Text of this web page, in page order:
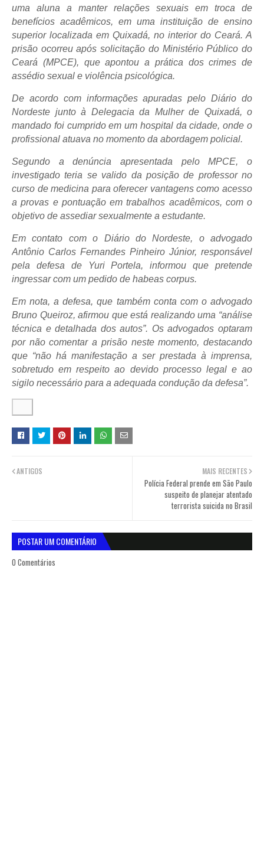
uma aluna a manter relações sexuais em troca de
benefícios acadêmicos, em uma instituição de ensino
superior localizada em Quixadá, no interior do Ceará. A
prisão ocorreu após solicitação do Ministério Público do
Ceará (MPCE), que apontou a prática dos crimes de
assédio sexual e violência psicológica.
De acordo com informações apuradas peloDiário do
Nordeste junto à Delegacia da Mulher de Quixadá, o
mandado foi cumprido em um hospital da cidade, onde o
profissional atuava no momento da abordagem policial.
Segundo a denúncia apresentada pelo MPCE, o
investigado teria se valido da posição de professor no
curso de medicina para oferecer vantagens como acesso
a provas e pontuação em trabalhos acadêmicos, com o
objetivo de assediar sexualmente a estudante.
Em contato com o Diário do Nordeste, o advogado
Antônio Carlos Fernandes Pinheiro Júnior, responsável
pela defesa de Yuri Portela, informou que pretende
ingressar com um pedido de habeas corpus.
Em nota, a defesa, que também conta com o advogado
Bruno Queiroz, afirmou que está realizando uma “análise
técnica e detalhada dos autos”. Os advogados optaram
por não comentar a prisão neste momento, destacando
que “não há manifestação a ser prestada à imprensa,
sobretudo em respeito ao devido processo legal e ao
sigilo necessário para a adequada condução da defesa”.
MAIS RECENTES
Polícia Federal prende em São Paulo
suspeito de planejar atentado
terrorista suicida no Brasil
ANTIGOS
POSTAR UM COMENTÁRIO
0 Comentários